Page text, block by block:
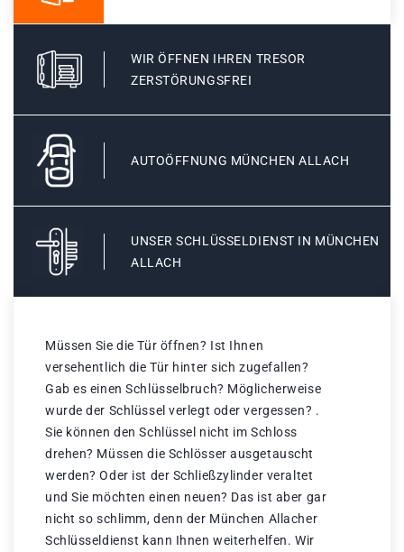
WIR ÖFFNEN IHREN TRESOR
ZERSTÖRUNGSFREI
AUTOÖFFNUNG MÜNCHEN ALLACH
UNSER SCHLÜSSELDIENST IN MÜNCHEN
ALLACH
Müssen Sie die Tür öffnen? Ist Ihnen
versehentlich die Tür hinter sich zugefallen?
Gab es einen Schlüsselbruch? Möglicherweise
wurde der Schlüssel verlegt oder vergessen? .
Sie können den Schlüssel nicht im Schloss
drehen? Müssen die Schlösser ausgetauscht
werden? Oder ist der Schließzylinder veraltet
und Sie möchten einen neuen? Das ist aber gar
nicht so schlimm, denn der München Allacher
Schlüsseldienst kann Ihnen weiterhelfen. Wir